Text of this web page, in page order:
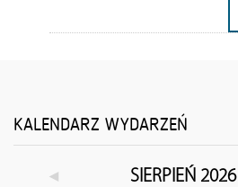
KALENDARZ WYDARZEŃ
◄ SIERPIEŃ 2026